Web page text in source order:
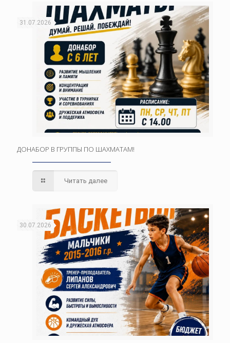
31.07.2026
ДОНАБОР В ГРУППЫ ПО ШАХМАТАМ!
Читать далее
30.07.2026